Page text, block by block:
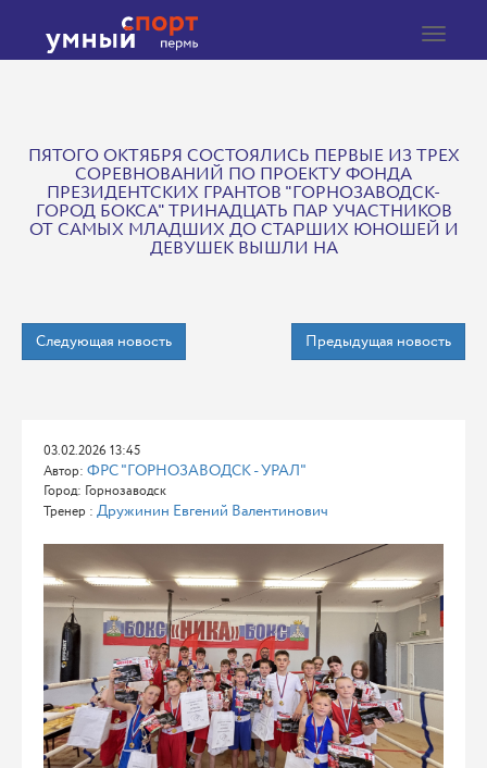
Toggle
ПЯТОГО ОКТЯБРЯ СОСТОЯЛИСЬ ПЕРВЫЕ ИЗ ТРЕХ
СОРЕВНОВАНИЙ ПО ПРОЕКТУ ФОНДА
ПРЕЗИДЕНТСКИХ ГРАНТОВ "ГОРНОЗАВОДСК-
ГОРОД БОКСА" ТРИНАДЦАТЬ ПАР УЧАСТНИКОВ
ОТ САМЫХ МЛАДШИХ ДО СТАРШИХ ЮНОШЕЙ И
ДЕВУШЕК ВЫШЛИ НА
Следующая новость Предыдущая новость
03.02.2026 13:45
Автор: ФРС "ГОРНОЗАВОДСК - УРАЛ"
Город: Горнозаводск
Тренер : Дружинин Евгений Валентинович